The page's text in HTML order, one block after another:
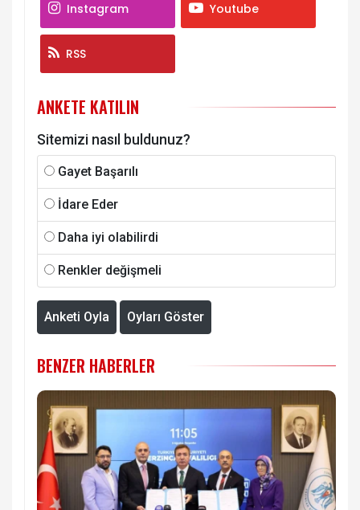
Instagram Youtube
RSS
ANKETE KATILIN
Sitemizi nasıl buldunuz?
Gayet Başarılı
İdare Eder
Daha iyi olabilirdi
Renkler değişmeli
Anketi Oyla Oyları Göster
BENZER HABERLER